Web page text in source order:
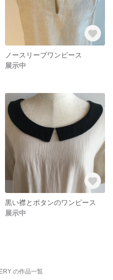
ノースリーブワンピース
展示中
黒い襟とボタンのワンピース
展示中
の作品一覧